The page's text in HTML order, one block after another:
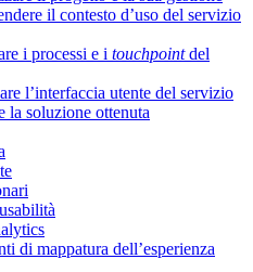
il contesto d’uso del servizio
i processi e i touchpointdel
l’interfaccia utente del servizio
la soluzione ottenuta
di mappatura dell’esperienza